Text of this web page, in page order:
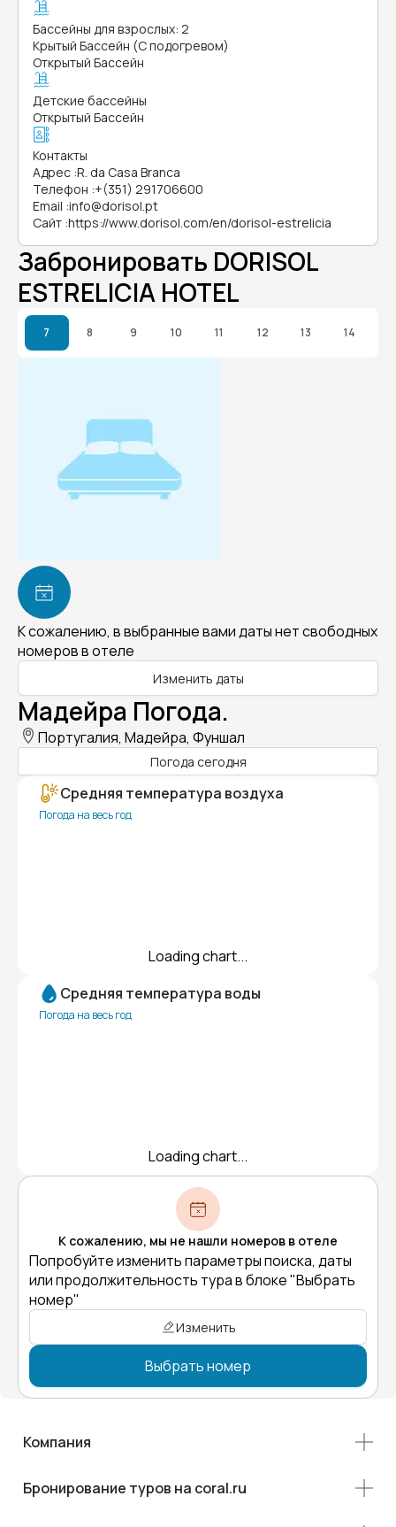
Бассейны для взрослых: 2
Крытый Бассейн (С подогревом)
Открытый Бассейн
Детские бассейны
Открытый Бассейн
Контакты
Адрес :R. da Casa Branca
Телефон :+(351) 291706600
Email :info@dorisol.pt
Сайт :https://www.dorisol.com/en/dorisol-estrelicia
Забронировать DORISOL
ESTRELICIA HOTEL
7 8 9 10 11 12 13 14
К сожалению, в выбранные вами даты нет свободных
номеров в отеле
Изменить даты
Мадейра Погода.
Португалия, Мадейра, Фуншал
Погода сегодня
Средняя температура воздуха
Погода на весь год
Loading chart...
Средняя температура воды
Погода на весь год
Loading chart...
К сожалению, мы не нашли номеров в отеле
Попробуйте изменить параметры поиска, даты
или продолжительность тура в блоке "Выбрать
номер"
Изменить
Выбрать номер
Компания
Бронирование туров на coral.ru